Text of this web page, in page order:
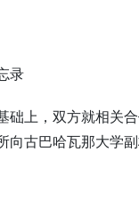
录
础上，双方就相关
向古巴哈瓦那大学